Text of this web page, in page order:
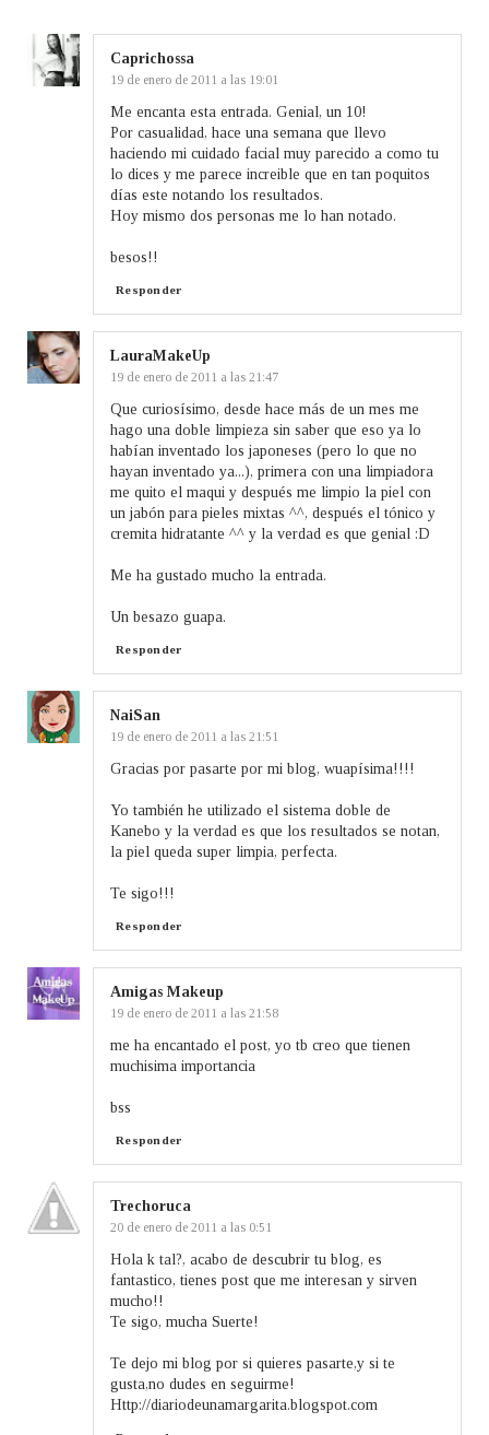
Caprichossa
19 de enero de 2011 a las 19:01
Me encanta esta entrada. Genial, un 10!
Por casualidad, hace una semana que llevo
haciendo mi cuidado facial muy parecido a como tu
lo dices y me parece increible que en tan poquitos
días este notando los resultados.
Hoy mismo dos personas me lo han notado.
besos!!
Responder
LauraMakeUp
19 de enero de 2011 a las 21:47
Que curiosísimo, desde hace más de un mes me
hago una doble limpieza sin saber que eso ya lo
habían inventado los japoneses (pero lo que no
hayan inventado ya...), primera con una limpiadora
me quito el maqui y después me limpio la piel con
un jabón para pieles mixtas ^^, después el tónico y
cremita hidratante ^^ y la verdad es que genial :D
Me ha gustado mucho la entrada.
Un besazo guapa.
Responder
NaiSan
19 de enero de 2011 a las 21:51
Gracias por pasarte por mi blog, wuapísima!!!!
Yo también he utilizado el sistema doble de
Kanebo y la verdad es que los resultados se notan,
la piel queda super limpia, perfecta.
Te sigo!!!
Responder
Amigas Makeup
19 de enero de 2011 a las 21:58
me ha encantado el post, yo tb creo que tienen
muchisima importancia
bss
Responder
Trechoruca
20 de enero de 2011 a las 0:51
Hola k tal?, acabo de descubrir tu blog, es
fantastico, tienes post que me interesan y sirven
mucho!!
Te sigo, mucha Suerte!
Te dejo mi blog por si quieres pasarte,y si te
gusta,no dudes en seguirme!
Http://diariodeunamargarita.blogspot.com